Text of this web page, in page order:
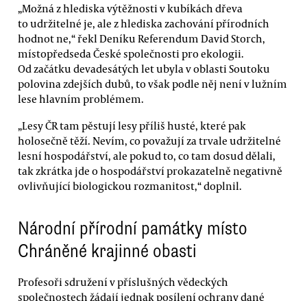
„Možná z hlediska výtěžnosti v kubíkách dřeva
to udržitelné je, ale z hlediska zachování přírodních
hodnot ne,“ řekl Deníku Referendum David Storch,
místopředseda České společnosti pro ekologii.
Od začátku devadesátých let ubyla v oblasti Soutoku
polovina zdejších dubů, to však podle něj není v lužním
lese hlavním problémem.
„Lesy ČR tam pěstují lesy příliš husté, které pak
holosečně těží. Nevím, co považují za trvale udržitelné
lesní hospodářství, ale pokud to, co tam dosud dělali,
tak zkrátka jde o hospodářství prokazatelně negativně
ovlivňující biologickou rozmanitost,“ doplnil.
Národní přírodní památky místo
Chráněné krajinné obasti
Profesoři sdružení v příslušných vědeckých
společnostech žádají jednak posílení ochrany dané